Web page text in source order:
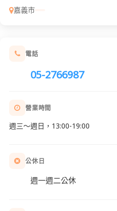
嘉義市
電話
05-2766987
營業時間
週三～週日，13:00-19:00
公休日
週一週二公休